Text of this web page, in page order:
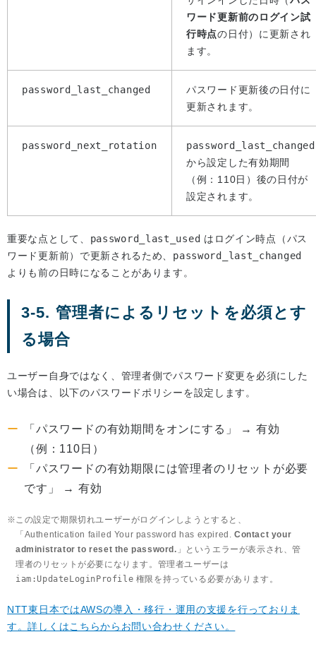
ワード更新前のログイン試
行時点の日付）に更新され
ます。
password_last_changed
パスワード更新後の日付に
更新されます。
password_next_rotation
password_last_changed
から設定した有効期間
（例：110日）後の日付が
設定されます。
重要な点として、 password_last_used はログイン時点（パス
ワード更新前）で更新されるため、 password_last_changed
よりも前の日時になることがあります。
3-5. 管理者によるリセットを必須とす
る場合
ユーザー自身ではなく、管理者側でパスワード変更を必須にした
い場合は、以下のパスワードポリシーを設定します。
「パスワードの有効期間をオンにする」 → 有効
（例：110日）
「パスワードの有効期限には管理者のリセットが必要
です」 → 有効
この設定で期限切れユーザーがログインしようとすると、
「Authentication failed Your password has expired.Contact your
administrator to reset the password. 」というエラーが表示され、管
理者のリセットが必要になります。管理者ユーザーは
iam:UpdateLoginProfile 権限を持っている必要があります。
NTT東日本ではAWSの導入・移行・運用の支援を行っておりま
す。詳しくはこちらからお問い合わせください。